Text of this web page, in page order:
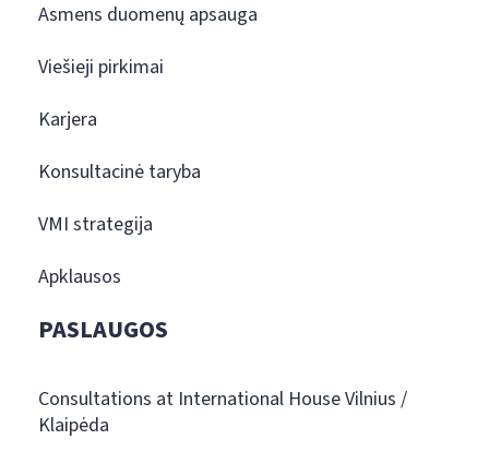
Asmens duomenų apsauga
Viešieji pirkimai
Karjera
Konsultacinė taryba
VMI strategija
Apklausos
PASLAUGOS
Consultations at International House Vilnius /
Klaipėda